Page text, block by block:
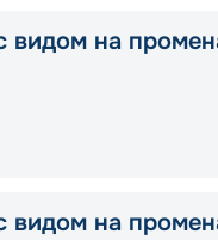
видом на
видом на